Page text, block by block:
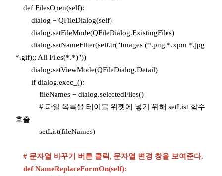
def FilesOpen(self):
dialog = QFileDialog(self)
dialog.setFileMode(QFileDialog.ExistingFiles)
dialog.setNameFilter(self.tr("Images (*.png *.xpm *.jpg
*.gif);; All Files(*.*)"))
dialog.setViewMode(QFileDialog.Detail)
if dialog.exec_():
fileNames = dialog.selectedFiles()
# 파일 목록을 테이블 위젯에 넣기 위해 setList 함수
호출
setList(fileNames)
# 문자열 바꾸기 버튼 클릭, 문자열 변경 창을 보여준다.
def NameReplaceFormOn(self):